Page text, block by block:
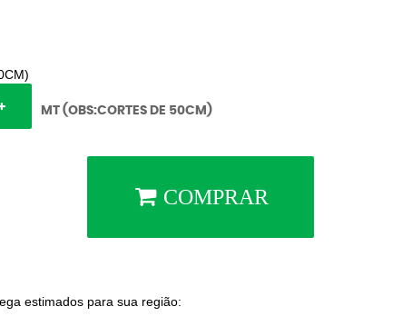
MT (OBS:CORTES DE 50CM)
COMPRAR
estimados para sua região: